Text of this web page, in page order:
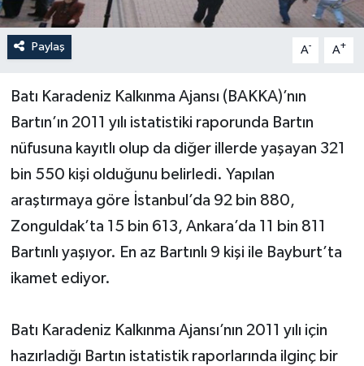
Paylaş A- A+
Batı Karadeniz Kalkınma Ajansı (BAKKA)’nın
Bartın’ın 2011 yılı istatistiki raporunda Bartın
nüfusuna kayıtlı olup da diğer illerde yaşayan 321
bin 550 kişi olduğunu belirledi. Yapılan
araştırmaya göre İstanbul’da 92 bin 880,
Zonguldak’ta 15 bin 613, Ankara’da 11 bin 811
Bartınlı yaşıyor. En az Bartınlı 9 kişi ile Bayburt’ta
ikamet ediyor.
Batı Karadeniz Kalkınma Ajansı’nın 2011 yılı için
hazırladığı Bartın istatistik raporlarında ilginç bir
Yaşam
Yerel Yönetimler
DÜNYA
YEREL